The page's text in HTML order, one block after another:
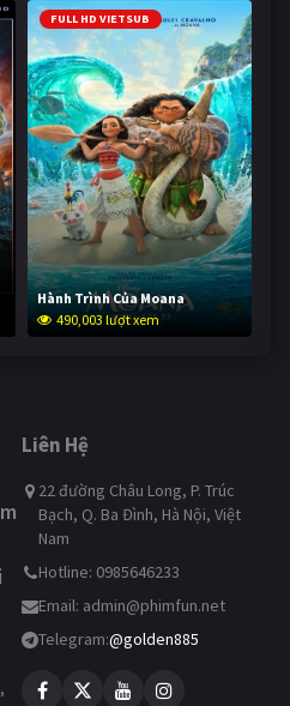
FULL HD VIETSUB
Hành Trình Của Moana
490,003 lượt xem
Liên Hệ
22 đường Châu Long, P. Trúc
Bạch, Q. Ba Đình, Hà Nội, Việt
Nam
Hotline: 0985646233
Email: admin@phimfun.net
Telegram:@golden885